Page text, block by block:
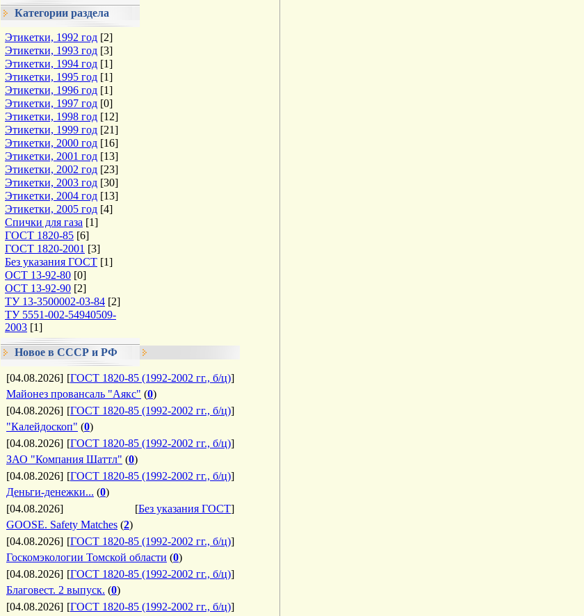
Категории раздела
Этикетки, 1992 год [2]
Этикетки, 1993 год [3]
Этикетки, 1994 год [1]
Этикетки, 1995 год [1]
Этикетки, 1996 год [1]
Этикетки, 1997 год [0]
Этикетки, 1998 год [12]
Этикетки, 1999 год [21]
Этикетки, 2000 год [16]
Этикетки, 2001 год [13]
Этикетки, 2002 год [23]
Этикетки, 2003 год [30]
Этикетки, 2004 год [13]
Этикетки, 2005 год [4]
Спички для газа [1]
ГОСТ 1820-85 [6]
ГОСТ 1820-2001 [3]
Без указания ГОСТ [1]
ОСТ 13-92-80 [0]
ОСТ 13-92-90 [2]
ТУ 13-3500002-03-84 [2]
ТУ 5551-002-54940509-
2003 [1]
Новое в СССР и РФ
[04.08.2026] [ГОСТ 1820-85 (1992-2002 гг., б/ц)]
Майонез провансаль "Аякс" (0)
[04.08.2026] [ГОСТ 1820-85 (1992-2002 гг., б/ц)]
"Калейдоскоп" (0)
[04.08.2026] [ГОСТ 1820-85 (1992-2002 гг., б/ц)]
ЗАО "Компания Шаттл" (0)
[04.08.2026] [ГОСТ 1820-85 (1992-2002 гг., б/ц)]
Деньги-денежки... (0)
[04.08.2026]
[Без указания ГОСТ]
GOOSE. Safety Matches (2)
[04.08.2026] [ГОСТ 1820-85 (1992-2002 гг., б/ц)]
Госкомэкологии Томской области (0)
[04.08.2026] [ГОСТ 1820-85 (1992-2002 гг., б/ц)]
Благовест. 2 выпуск. (0)
[04.08.2026] [ГОСТ 1820-85 (1992-2002 гг., б/ц)]